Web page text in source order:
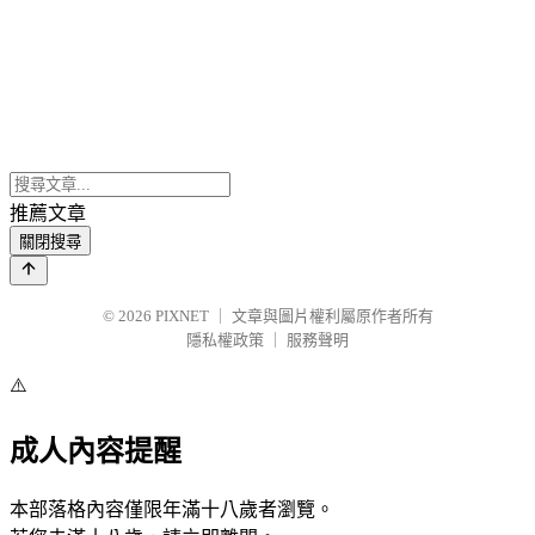
推薦文章
關閉搜尋
© 2026 PIXNET
文章與圖片權利屬原作者所有
隱私權政策
服務聲明
⚠️
成人內容提醒
本部落格內容僅限年滿十八歲者瀏覽。